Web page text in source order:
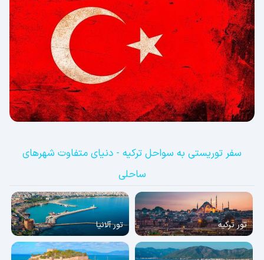
سفر توریستی به سواحل ترکیه - دنیای متفاوت شهرهای
ساحلی
تور ترکیه تور آلانیا